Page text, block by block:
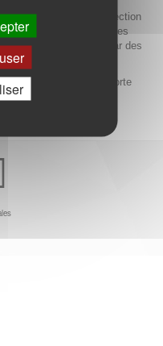
les acteurs de la protection
des sites proposant des
sur leur fréquentation par des
est en forte